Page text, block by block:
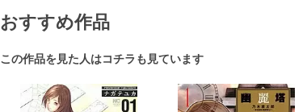
おすすめ作品
この作品を見た人はコチラも見ています